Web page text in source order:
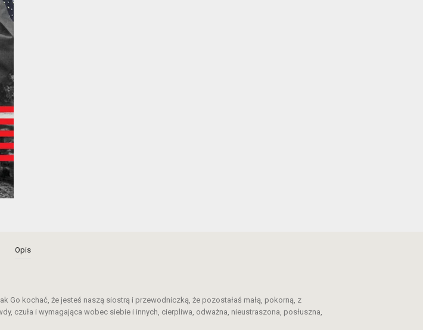
Opis
Go kochać, że jesteś naszą siostrą i przewodniczką, że pozostałaś małą, pokorną, z
czuła i wymagająca wobec siebie i innych, cierpliwa, odważna, nieustraszona, posłuszna,